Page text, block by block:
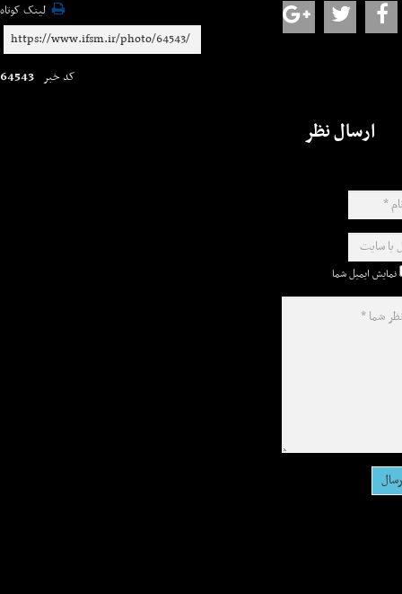
لینک کوتاه
کد خبر 64543
ارسال نظر
نمایش ایمیل شما